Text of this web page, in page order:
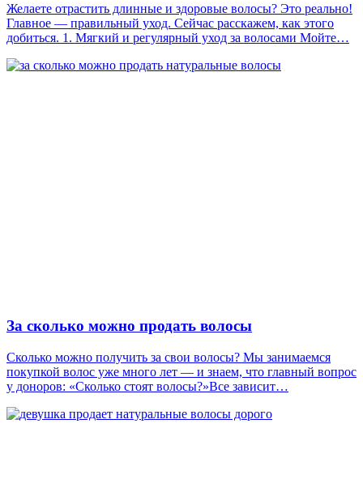
Желаете отрастить длинные и здоровые волосы? Это реально!
Главное — правильный уход. Сейчас расскажем, как этого
добиться. 1. Мягкий и регулярный уход за волосами Мойте…
За сколько можно продать волосы
Сколько можно получить за свои волосы? Мы занимаемся
покупкой волос уже много лет — и знаем, что главный вопрос
у доноров: «Сколько стоят волосы?»Все зависит…